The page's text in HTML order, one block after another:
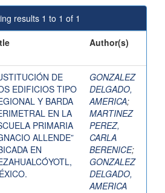
results 1 to 1 of 1
Author(s)
DE
EDIFICIOS TIPO
Y BARDA
EN LA
PRIMARIA
ALLENDE”
EN
GONZALEZ
DELGADO,
AMERICA;
MARTINEZ
PEREZ,
CARLA
BERENICE;
GONZALEZ
DELGADO,
AMERICA